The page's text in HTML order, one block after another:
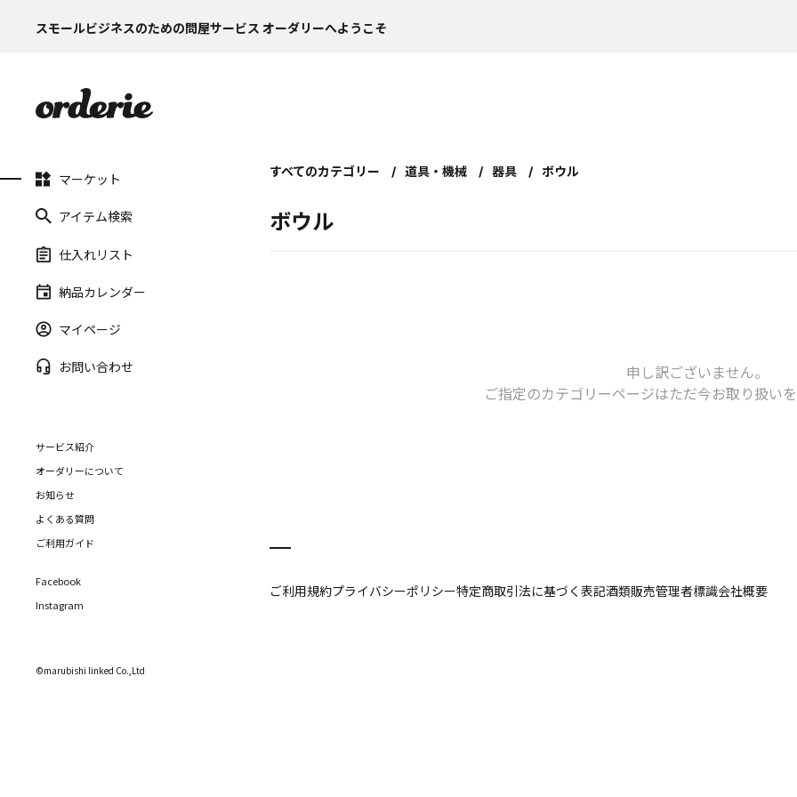
スモールビジネスのための問屋サービス オーダリーへようこそ
マーケット
アイテム検索
仕入れリスト
納品カレンダー
マイページ
お問い合わせ
サービス紹介
オーダリーについて
お知らせ
よくある質問
ご利用ガイド
Facebook
Instagram
©marubishi linked Co.,Ltd
すべてのカテゴリー 道具・機械 器具 ボウル
ボウル
申し訳ございません。
ご指定のカテゴリーページはただ今お取り扱い
ご利用規約プライバシーポリシー特定商取引法に基づく表記酒類販売管理者標識会社概要